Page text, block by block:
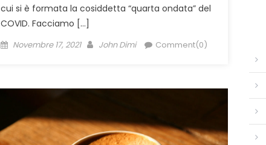
cui si è formata la cosiddetta “quarta ondata” del
COVID. Facciamo […]
Posted
Novembre 17, 2021 Author
John Dimi Comment(0)